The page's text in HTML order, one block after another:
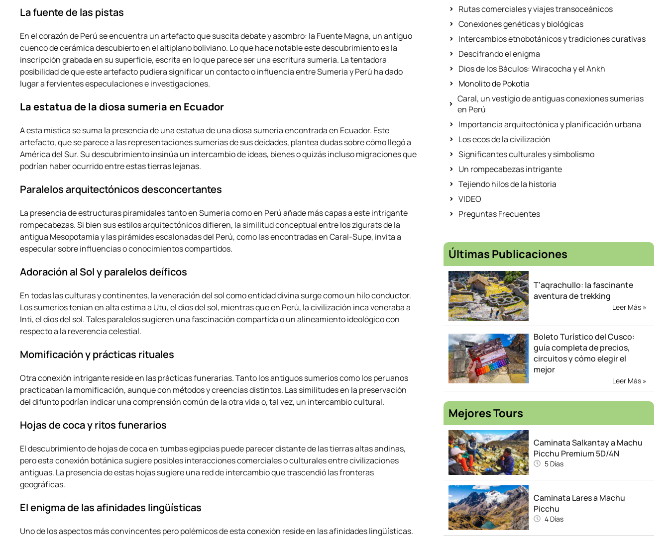
La fuente de las pistas
En el corazón de Perú se encuentra un artefacto que suscita debate y asombro: la Fuente Magna, un antiguo
cuenco de cerámica descubierto en el altiplano boliviano. Lo que hace notable este descubrimiento es la
inscripción grabada en su superficie, escrita en lo que parece ser una escritura sumeria. La tentadora
posibilidad de que este artefacto pudiera significar un contacto o influencia entre Sumeria y Perú ha dado
lugar a fervientes especulaciones e investigaciones.
La estatua de la diosa sumeria en Ecuador
A esta mística se suma la presencia de una estatua de una diosa sumeria encontrada en Ecuador. Este
artefacto, que se parece a las representaciones sumerias de sus deidades, plantea dudas sobre cómo llegó a
América del Sur. Su descubrimiento insinúa un intercambio de ideas, bienes o quizás incluso migraciones que
podrían haber ocurrido entre estas tierras lejanas.
Paralelos arquitectónicos desconcertantes
La presencia de estructuras piramidales tanto en Sumeria como en Perú añade más capas a este intrigante
rompecabezas. Si bien sus estilos arquitectónicos difieren, la similitud conceptual entre los zigurats de la
antigua Mesopotamia y las pirámides escalonadas del Perú, como las encontradas en Caral-Supe, invita a
especular sobre influencias o conocimientos compartidos.
Adoración al Sol y paralelos deíficos
En todas las culturas y continentes, la veneración del sol como entidad divina surge como un hilo conductor.
Los sumerios tenían en alta estima a Utu, el dios del sol, mientras que en Perú, la civilización inca veneraba a
Inti, el dios del sol. Tales paralelos sugieren una fascinación compartida o un alineamiento ideológico con
respecto a la reverencia celestial.
Momificación y prácticas rituales
Otra conexión intrigante reside en las prácticas funerarias. Tanto los antiguos sumerios como los peruanos
practicaban la momificación, aunque con métodos y creencias distintos. Las similitudes en la preservación
del difunto podrían indicar una comprensión común de la otra vida o, tal vez, un intercambio cultural.
Hojas de coca y ritos funerarios
El descubrimiento de hojas de coca en tumbas egipcias puede parecer distante de las tierras altas andinas,
pero esta conexión botánica sugiere posibles interacciones comerciales o culturales entre civilizaciones
antiguas. La presencia de estas hojas sugiere una red de intercambio que trascendió las fronteras
geográficas.
El enigma de las afinidades lingüísticas
Uno de los aspectos más convincentes pero polémicos de esta conexión reside en las afinidades lingüísticas.
Rutas comerciales y viajes transoceánicos
Conexiones genéticas y biológicas
Intercambios etnobotánicos y tradiciones curativas
Descifrando el enigma
Dios de los Báculos: Wiracocha y el Ankh
Monolito de Pokotia
Caral, un vestigio de antiguas conexiones sumerias
en Perú
Importancia arquitectónica y planificación urbana
Los ecos de la civilización
Significantes culturales y simbolismo
Un rompecabezas intrigante
Tejiendo hilos de la historia
VIDEO
Preguntas Frecuentes
Últimas Publicaciones
T’aqrachullo: la fascinante
aventura de trekking
Leer Más »
Boleto Turístico del Cusco:
guía completa de precios,
circuitos y cómo elegir el
mejor
Leer Más »
Mejores Tours
Caminata Salkantay a Machu
Picchu Premium 5D/4N
5 Días
Caminata Lares a Machu
Picchu
4 Días